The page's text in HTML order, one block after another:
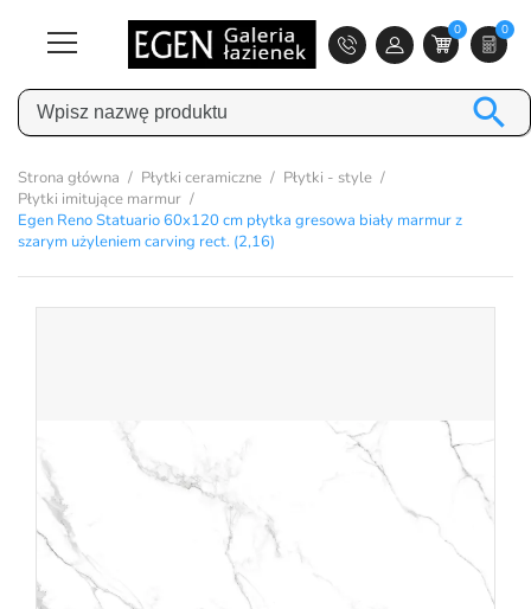
0 0

Strona główna Płytki ceramiczne
Płytki - style
Płytki imitujące marmur
Egen Reno Statuario 60x120 cm płytka gresowa biały marmur z
szarym użyleniem carving rect. (2,16)